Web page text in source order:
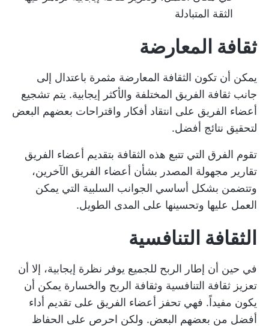
الثقة المتبادلة
ثقافة المعارضة
يمكن أن تكون الثقافة المعارضة مثمرة باعتدال إلى
جانب ثقافة الفريق المختلفة والأكثر إيجابية. يتم تشجيع
أعضاء الفريق على انتقاد أفكار واقتراحات بعضهم البعض
لتحقيق نتائج أفضل.
تقوم الفرق التي تتبع هذه الثقافة بتقديم أعضاء الفريق
تقارير مجهولة المصدر بشأن أعضاء الفريق الآخرين،
وتتضمن بشكل أساسي الجوانب السلبية التي يمكن
العمل عليها وتحسينها على المدى الطويل.
الثقافة التنافسية
في حين أن إطار الربح للجميع يوفر نظرة إيجابية، إلا أن
تعزيز ثقافة التنافسية وثقافة الربح والخسارة يمكن أن
يكون مفيداً. فهي تحفز أعضاء الفريق على تقديم أداء
أفضل من بعضهم البعض. ولكن احرص على الحفاظ